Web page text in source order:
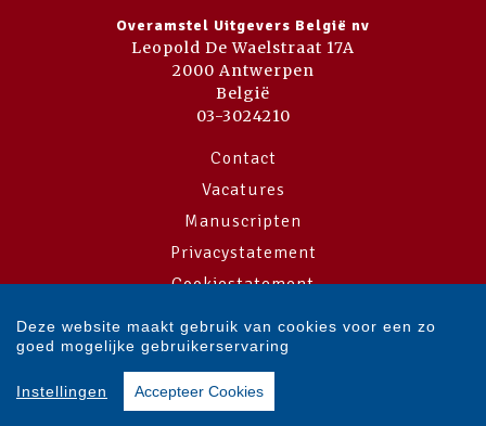
Overamstel Uitgevers België nv
Leopold De Waelstraat 17A
2000 Antwerpen
België
03-3024210
Contact
Vacatures
Manuscripten
Privacystatement
Cookiestatement
Cookie-instellingen
Copyright © 2007-2026 Overamstel Uitgevers - Alle rechten voorbehouden
- Ontwerp door
Deze website maakt gebruik van cookies voor een zo
goed mogelijke gebruikerservaring
Instellingen Accepteer Cookies